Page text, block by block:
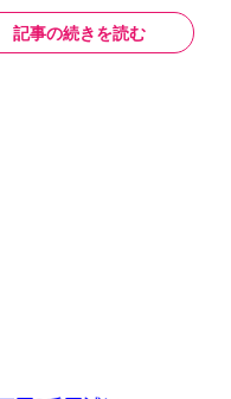
記事の続きを読む